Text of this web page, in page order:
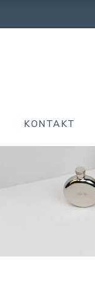
KONTAKT